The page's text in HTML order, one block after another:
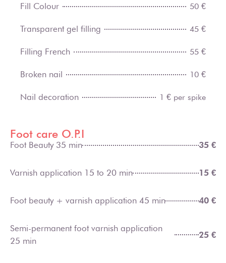
Fill Colour 50 €
Transparent gel filling 45 €
Filling French 55 €
Broken nail 10 €
Nail decoration 1 € per spike
Foot care O.P.I
Foot Beauty 35 min 35 €
Varnish application 15 to 20 min 15 €
Foot beauty + varnish application 45 min 40 €
Semi-permanent foot varnish application
25 min
25 €